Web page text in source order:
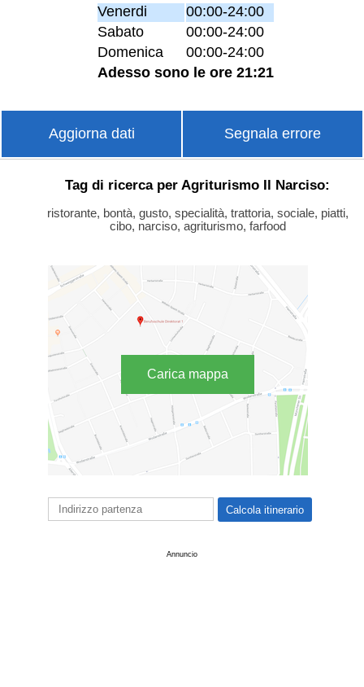
Venerdi
00:00-24:00
Sabato
00:00-24:00
Domenica
00:00-24:00
Adesso sono le ore 21:21
Aggiorna dati Segnala errore
Tag di ricerca per Agriturismo Il Narciso:
ristorante, bontà, gusto, specialità, trattoria, sociale, piatti,
cibo, narciso, agriturismo, farfood
Carica mappa
Annuncio